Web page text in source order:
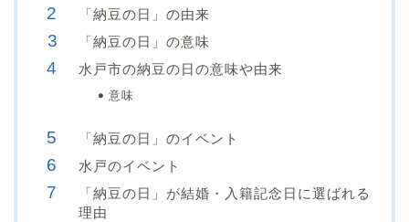
「納豆の日」の由来
「納豆の日」の意味
水戸市の納豆の日の意味や由来
意味
「納豆の日」のイベント
水戸のイベント
「納豆の日」が結婚・入籍記念日に選ばれる
理由